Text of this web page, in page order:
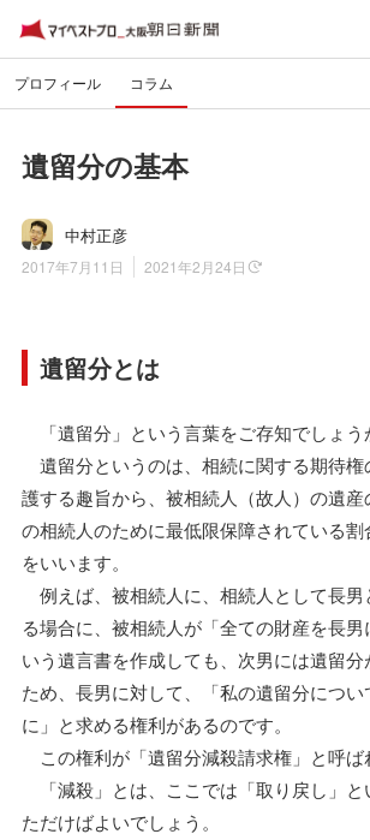
プロフィール コラム
遺留分の基本
中村正彦
2017年7月11日 2021年2月24日
遺留分とは
「遺留分」という言葉をご存知でしょう
遺留分というのは、相続に関する期待権
護する趣旨から、被相続人（故人）の遺
の相続人のために最低限保障されている割
をいいます。
例えば、被相続人に、相続人として長男
る場合に、被相続人が「全ての財産を長男
いう遺言書を作成しても、次男には遺留
ため、長男に対して、「私の遺留分につい
に」と求める権利があるのです。
この権利が「遺留分減殺請求権」と呼ば
「減殺」とは、ここでは「取り戻し」と
ただけばよいでしょう。